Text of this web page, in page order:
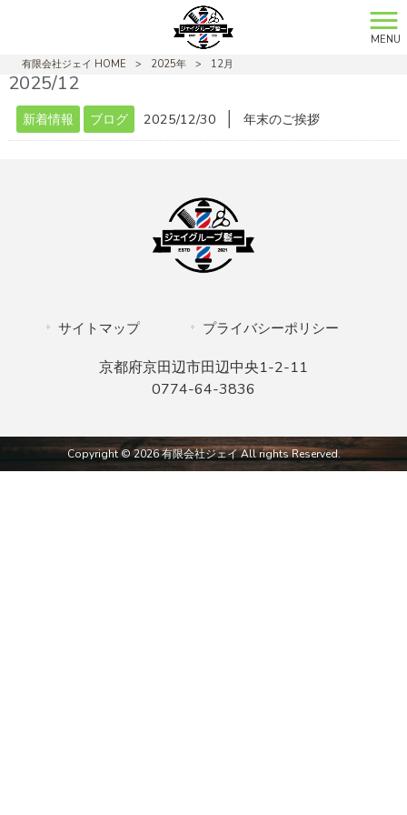
MENU
有限会社ジェイ HOME
> 2025年 > 12月
2025/12
新着情報 ブログ 2025/12/30 年末のご挨拶
サイトマップ プライバシーポリシー
京都府京田辺市田辺中央1-2-11
0774-64-3836
Copyright © 2026 有限会社ジェイ All rights Reserved.